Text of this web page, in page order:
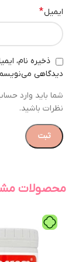
ایمیل*
ذخیره نام،
دیدگاهی
شما باید وارد
نظرات باشید.
محصولات